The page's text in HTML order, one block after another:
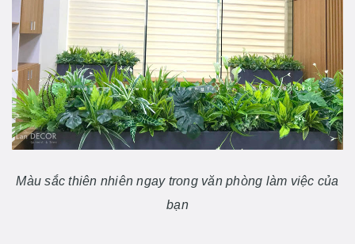
Màu sắc thiên nhiên ngay trong văn phòng làm việc của
bạn